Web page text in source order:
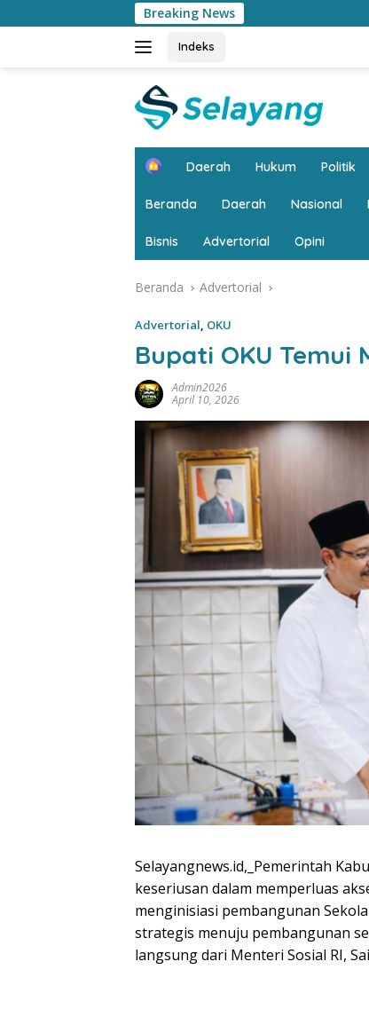
ke
Breaking News Puncak HIM
Indeks
H
e
Daerah Hukum Politik
Beranda Daerah Nasional
Bisnis Advertorial Opini
Beranda Advertorial
Advertorial, OKU
Bupati OKU Temui
Admin2026
April 10, 2026
Selayangnews.id,_Pemerintah
keseriusan dalam memperluas
menginisiasi pembangunan
strategis menuju pembangunan
langsung dari Menteri Sosial RI,